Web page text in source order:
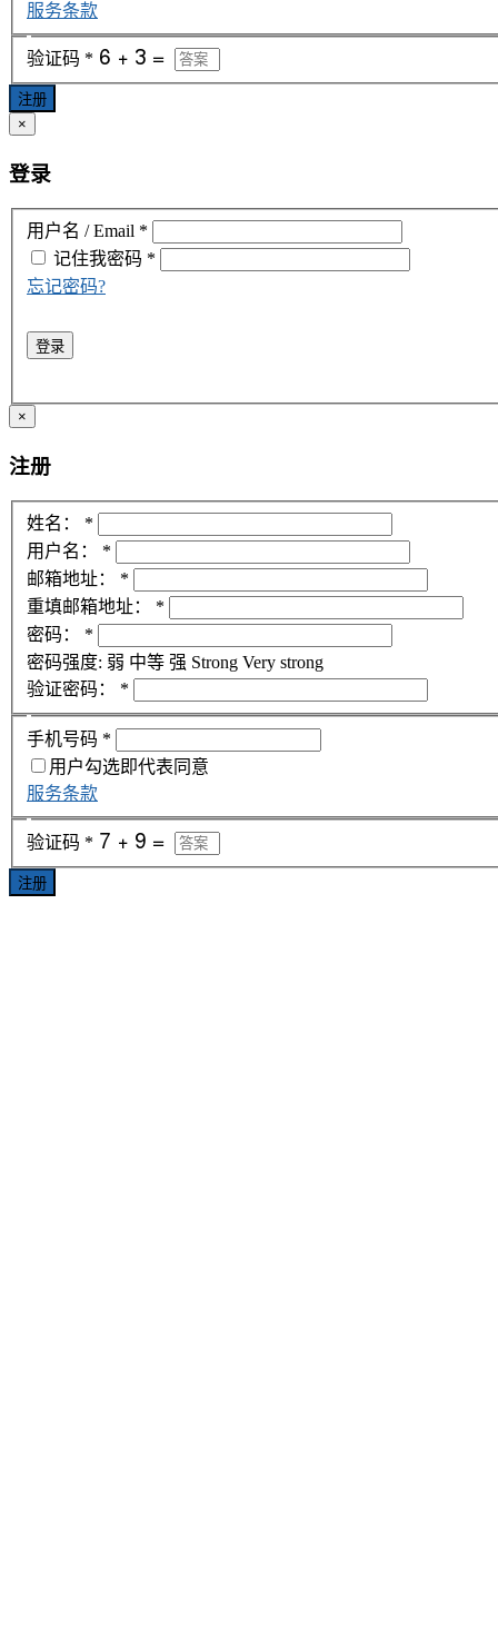
服务条款
验证码 *
注册
×
登录
用户名 / Email *
密码 *
记住我
忘记密码?
登录
×
注册
姓名：
*
用户名：
*
邮箱地址：
*
重填邮箱地址：
*
密码：
*
密码强度: 弱 中等 强 Strong Very strong
验证密码：
*
手机号码 *
用户勾选即代表同意
服务条款
验证码 *
注册